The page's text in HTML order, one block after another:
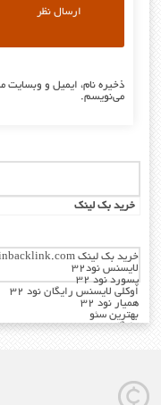
ذخیره نام، ایمیل و وبسایت
می‌نویسم.
خرید بک لینک
خرید بک لینک behtarinbacklink.com
لایسنس نود32
پسورد نود 32
اوکلی لایسنس رایگان نود 32
همیار نود 32
بهترین سئو
رایگان